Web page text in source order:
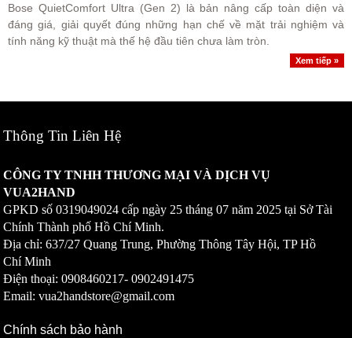
Bose QuietComfort Ultra (Gen 2) là bản nâng cấp toàn diện và
đáng giá, giải quyết đúng những hạn chế về mặt trải nghiệm và
tính năng kỹ thuật mà thế hệ đầu tiên chưa làm tròn.
Xem tiếp »
Thông Tin Liên Hệ
CÔNG TY TNHH THƯƠNG MẠI VÀ DỊCH VỤ
VUA2HAND
GPKD số0319049024 cấp ngày 25 tháng 07 năm 2025 tại Sở Tài
Chính Thành phố Hồ Chí Minh.
Địa chỉ: 637/27 Quang Trung, Phường Thông Tây Hội, TP Hồ
Chí Minh
Điện thoại: 0908460217-0902491475
Email: vua2handstore@gmail.com
Chính sách bảo hành